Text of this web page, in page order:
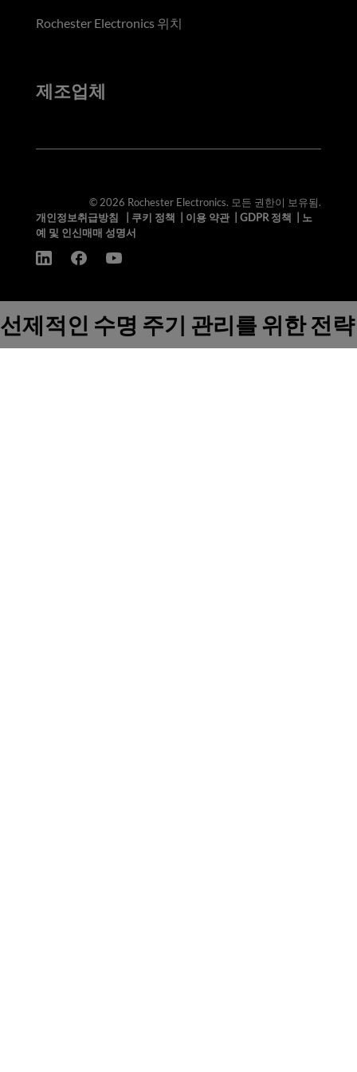
Rochester Electronics 위치
제조업체
© 2026 Rochester Electronics. 모든 권한이 보유됨.
개인정보취급방침
쿠키 정책 이용 약관| GDPR 정책
노
예 및 인신매매 성명서
선제적인 수명 주기 관리를 위한 전략